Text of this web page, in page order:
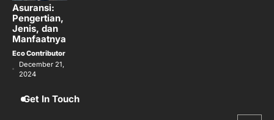
Asuransi:
Pengertian,
Jenis, dan
Manfaatnya
Eco Contributor
December 21,
2024
Get In Touch